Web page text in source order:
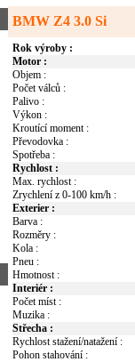
BMW Z4 3.0 Si
Rok výroby :
Motor :
Objem :
Počet válců :
Palivo :
Výkon :
Kroutící moment :
Převodovka :
Spotřeba :
Rychlost :
Max. rychlost :
Zrychlení z 0-100 km/h :
Exterier :
Barva :
Rozměry :
Kola :
Pneu :
Hmotnost :
Interiér :
Počet míst :
Muzika :
Střecha :
Rychlost stažení/natažení :
Pohon stahování :